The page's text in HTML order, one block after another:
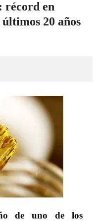
récord en
20 años
de uno de los